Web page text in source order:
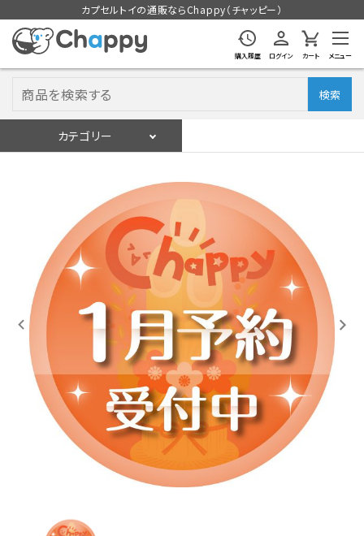
カプセルトイの通販ならChappy（チャッピー）
購入履歴 ログイン カート メニュー
検索
カテゴリー
入荷スケジュールをチェック
カプセルトイマシン本体
カプセルトイ
販促用空カプセル
レンタル
景品・玩具・文具
販促用カプセルトイ